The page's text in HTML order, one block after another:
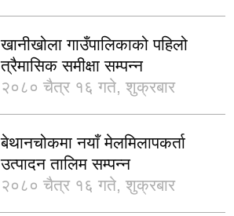
खानीखोला गाउँपालिकाको पहिलो
त्रैमासिक समीक्षा सम्पन्न
२०८० चैत्र १६ गते, शुक्रबार
बेथानचोकमा नयाँ मेलमिलापकर्ता
उत्पादन तालिम सम्पन्न
२०८० चैत्र १६ गते, शुक्रबार